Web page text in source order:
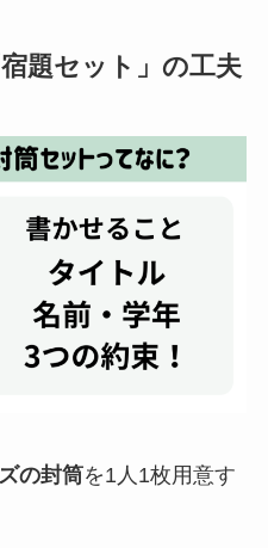
題セット」の工夫
の封筒を1人1枚用意す